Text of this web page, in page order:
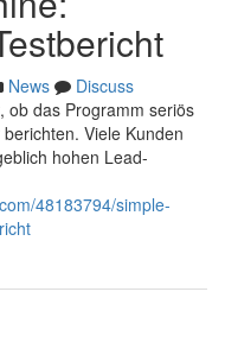
News
Discuss
ob das Programm seriös
Viele Kunden
hohen Lead-
48183794/simple-